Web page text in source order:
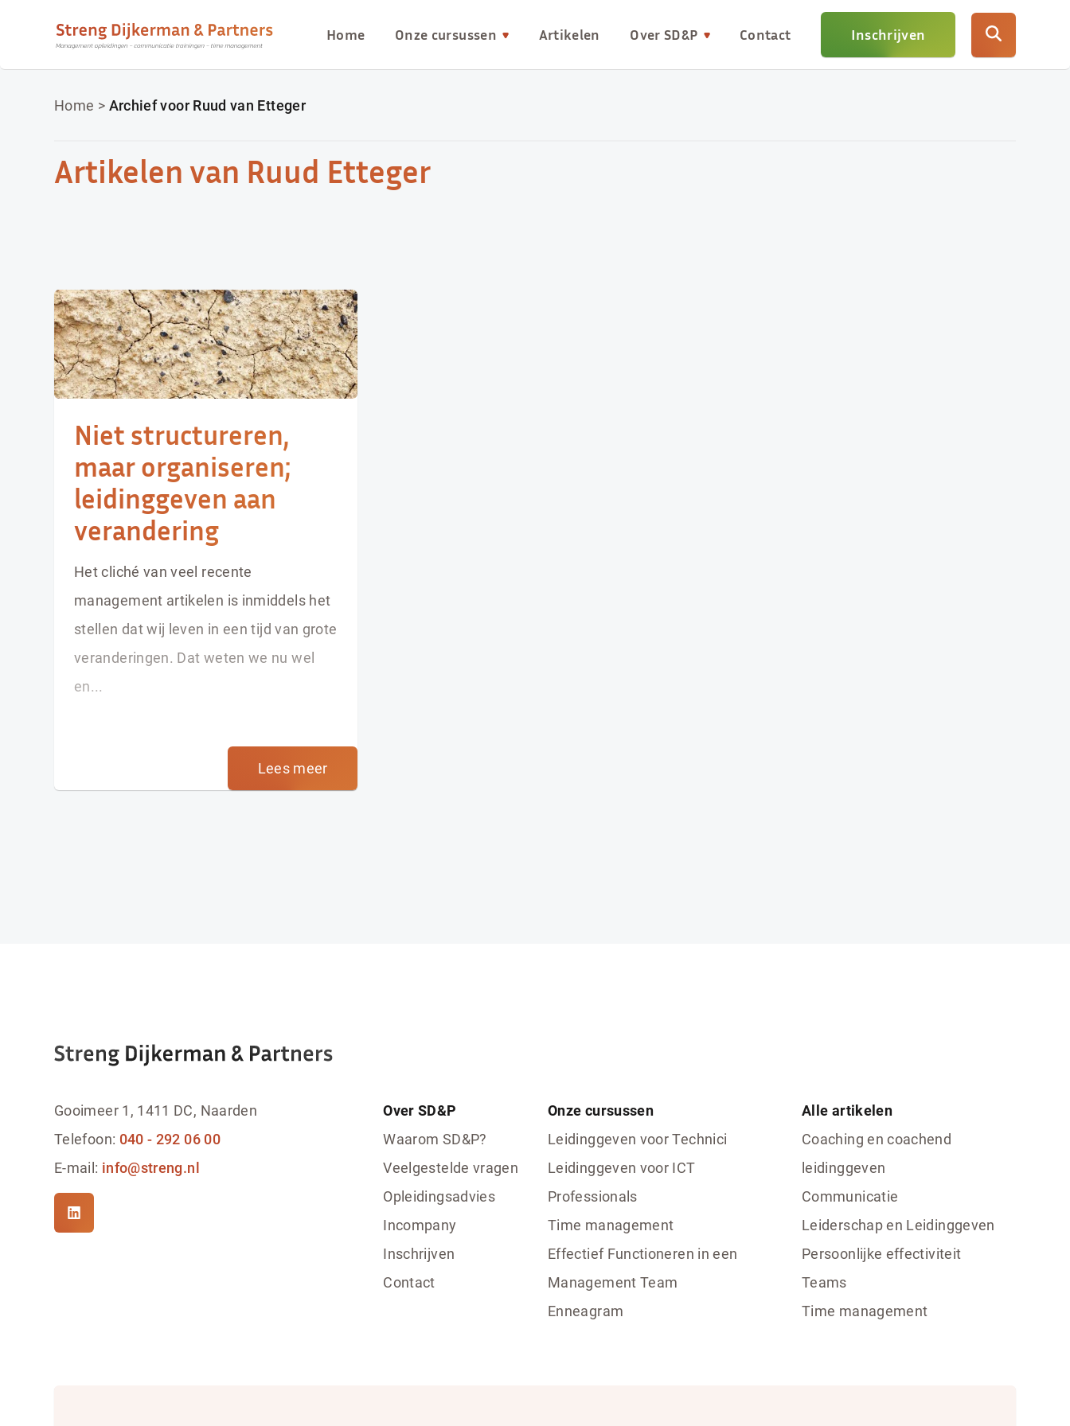
Home Onze cursussen Artikelen Over SD&P Contact Inschrijven
Home > Archief voor Ruud van Etteger
Artikelen van Ruud Etteger
Niet structureren,
maar organiseren;
leidinggeven aan
verandering
Het cliché van veel recente
management artikelen is inmiddels het
stellen dat wij leven in een tijd van grote
veranderingen. Dat weten we nu wel
en...
Lees meer
Gooimeer 1, 1411 DC, Naarden
Telefoon: 040 - 292 06 00
E-mail: info@streng.nl
Over SD&P
Waarom SD&P?
Veelgestelde vragen
Opleidingsadvies
Incompany
Inschrijven
Contact
Onze cursussen
Leidinggeven voor Technici
Leidinggeven voor ICT
Professionals
Time management
Effectief Functioneren in een
Management Team
Enneagram
Alle artikelen
Coaching en coachend
leidinggeven
Communicatie
Leiderschap en Leidinggeven
Persoonlijke effectiviteit
Teams
Time management